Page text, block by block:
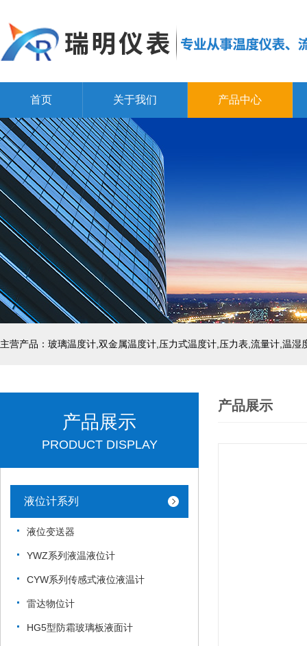
首页 关于我们 产品中心
产品展示
PRODUCT DISPLAY
液位计系列
液位变送器
YWZ系列液温液位计
CYW系列传感式液位液温计
雷达物位计
HG5型防霜玻璃板液面计
产品展示